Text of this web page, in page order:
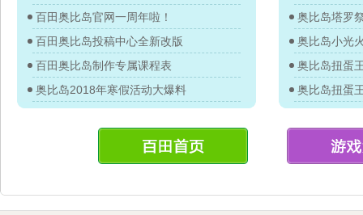
百田奥比岛官网一周年啦！
百田奥比岛投稿中心全新改版
百田奥比岛制作专属课程表
奥比岛2018年寒假活动大爆料
奥比岛塔罗
奥比岛小光